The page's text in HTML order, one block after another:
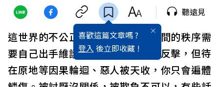
喜歡這篇文章嗎 ?
登入 後立即收藏 !
聽遠見
這世界的不公正是如此常態，人際間的秩序需
要自己出手維護，可以逃離、可以反擊，但待
在原地等因果輪迴、惡人被天收，你只會遍體